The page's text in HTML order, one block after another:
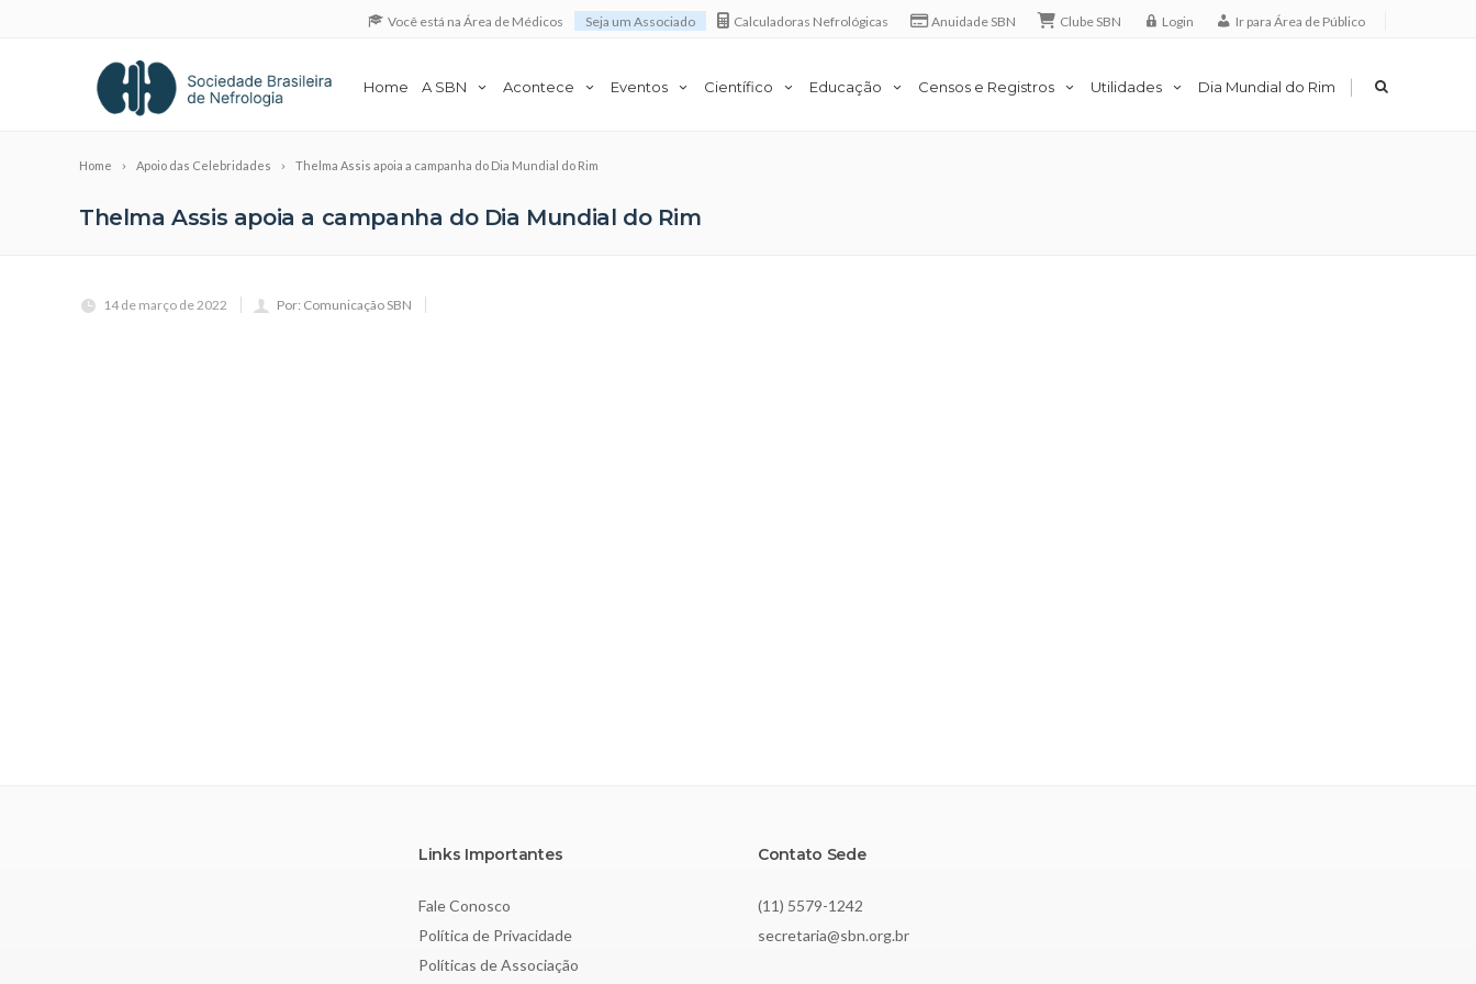
Você está na Área de Médicos Seja um Associado Calculadoras Nefrológicas Anuidade SBN Clube SBN Login Ir para Área de Público
Home A SBN Acontece Eventos Científico Educação Censos e Registros Utilidades Dia Mundial do Rim |
Home Apoio das Celebridades Thelma Assis apoia a campanha do Dia Mundial do Rim
Thelma Assis apoia a campanha do Dia Mundial do Rim
14 de março de 2022 Por: Comunicação SBN
Links Importantes
Fale Conosco
Política de Privacidade
Políticas de Associação
Contato Sede
(11) 5579-1242
secretaria@sbn.org.br